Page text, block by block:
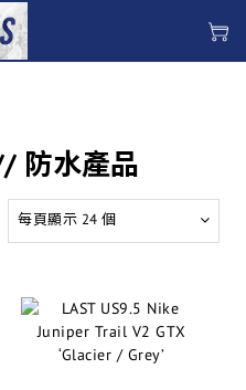
防水產品
每頁顯示 24 個